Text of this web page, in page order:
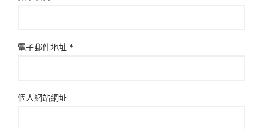
電子郵件地址 *
個人網站網址